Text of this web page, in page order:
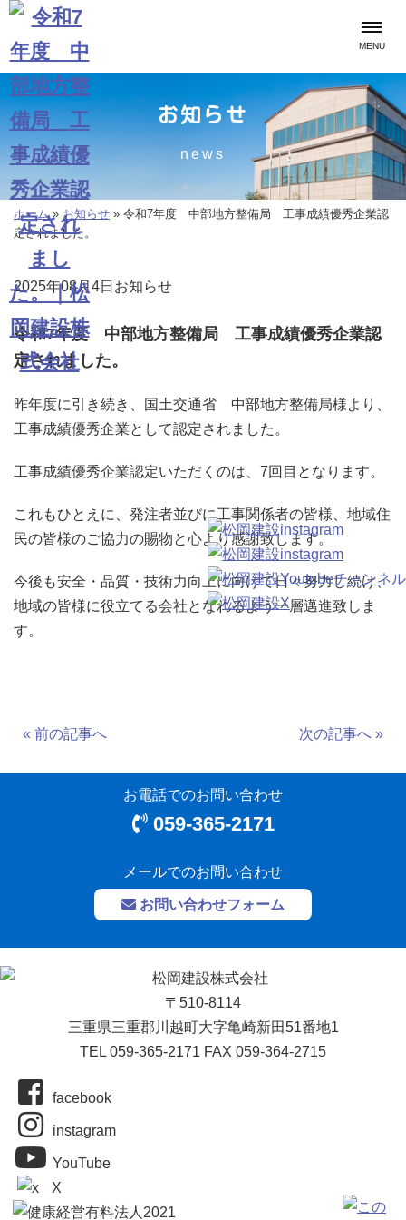
MENU
お知らせ
news
ホーム» お知らせ » 令和7年度 中部地方整備局 工事成績優秀企業認
定されました。
2025年08月4日 お知らせ
令和7年度 中部地方整備局 工事成績優秀企業認
定されました。
昨年度に引き続き、国土交通省 中部地方整備局様より、
工事成績優秀企業として認定されました。
工事成績優秀企業認定いただくのは、7回目となります。
これもひとえに、発注者並びに工事関係者の皆様、地域住
民の皆様のご協力の賜物と心より感謝致します。
今後も安全・品質・技術力向上に向けて日々努力し続け、
地域の皆様に役立てる会社となれるよう一層邁進致しま
す。
« 前の記事へ 次の記事へ »
お電話でのお問い合わせ
059-365-2171
メールでのお問い合わせ
お問い合わせフォーム
〒510-8114
三重県三重郡川越町大字亀崎新田51番地1
TEL 059-365-2171 FAX 059-364-2715
facebook
instagram
YouTube
X